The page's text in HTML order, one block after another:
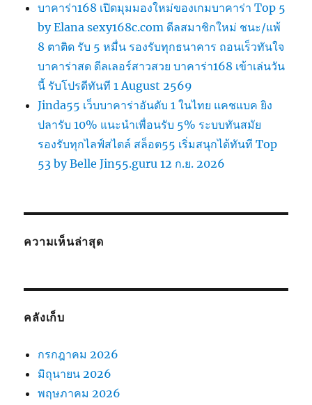
บาคาร่า168 เปิดมุมมองใหม่ของเกมบาคาร่า Top 5
by Elana sexy168c.com ดีลสมาชิกใหม่ ชนะ/แพ้
8 ตาติด รับ 5 หมื่น รองรับทุกธนาคาร ถอนเร็วทันใจ
บาคาร่าสด ดีลเลอร์สาวสวย บาคาร่า168 เข้าเล่นวัน
นี้ รับโปรดีทันที 1 August 2569
Jinda55 เว็บบาคาร่าอันดับ 1 ในไทย แคชแบค ยิง
ปลารับ 10% แนะนำเพื่อนรับ 5% ระบบทันสมัย
รองรับทุกไลฟ์สไตล์ สล็อต55 เริ่มสนุกได้ทันที Top
53 by Belle Jin55.guru 12 ก.ย. 2026
ความเห็นล่าสุด
คลังเก็บ
กรกฎาคม 2026
มิถุนายน 2026
พฤษภาคม 2026